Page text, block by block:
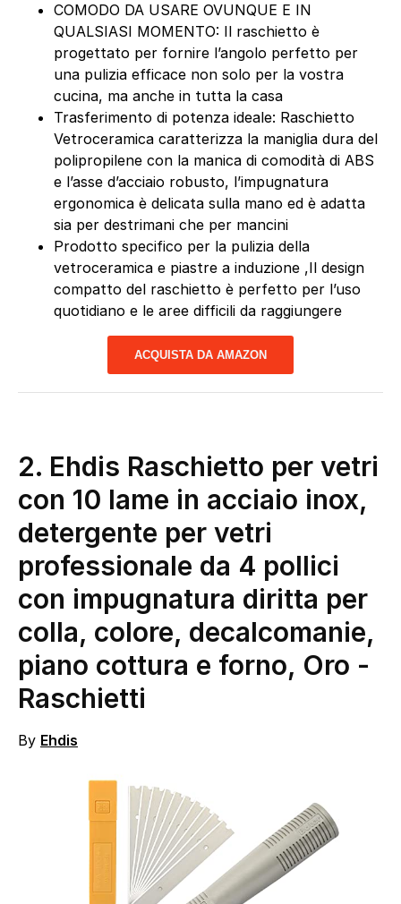
COMODO DA USARE OVUNQUE E IN
QUALSIASI MOMENTO: Il raschietto è
progettato per fornire l’angolo perfetto per
una pulizia efficace non solo per la vostra
cucina, ma anche in tutta la casa
Trasferimento di potenza ideale: Raschietto
Vetroceramica caratterizza la maniglia dura del
polipropilene con la manica di comodità di ABS
e l’asse d’acciaio robusto, l’impugnatura
ergonomica è delicata sulla mano ed è adatta
sia per destrimani che per mancini
Prodotto specifico per la pulizia della
vetroceramica e piastre a induzione ,Il design
compatto del raschietto è perfetto per l’uso
quotidiano e le aree difficili da raggiungere
ACQUISTA DA AMAZON
2. Ehdis Raschietto per vetri
con 10 lame in acciaio inox,
detergente per vetri
professionale da 4 pollici
con impugnatura diritta per
colla, colore, decalcomanie,
piano cottura e forno, Oro -
Raschietti
By Ehdis